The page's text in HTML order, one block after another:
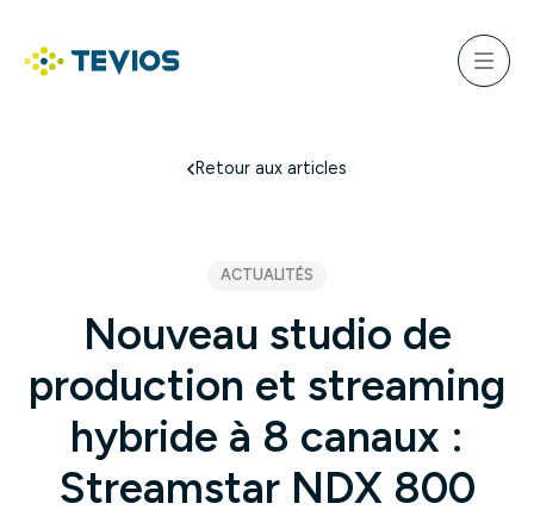
contenu
Menu
Nouveau studio de
production et streaming
hybride à 8 canaux :
Streamstar NDX 800
Retour aux articles
ACTUALITÉS